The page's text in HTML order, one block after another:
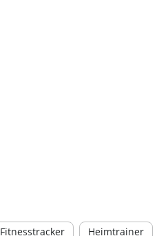
Fitnesstracker Heimtrainer